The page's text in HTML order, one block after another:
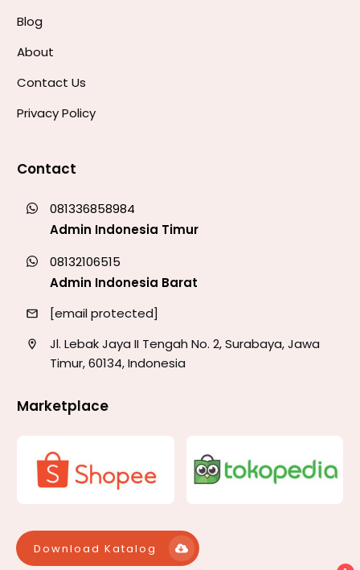
Blog
About
Contact Us
Privacy Policy
Contact
081336858984
Admin Indonesia Timur
08132106515
Admin Indonesia Barat
[email protected]
Jl. Lebak Jaya II Tengah No. 2, Surabaya, Jawa
Timur, 60134, Indonesia
Marketplace
Download Katalog